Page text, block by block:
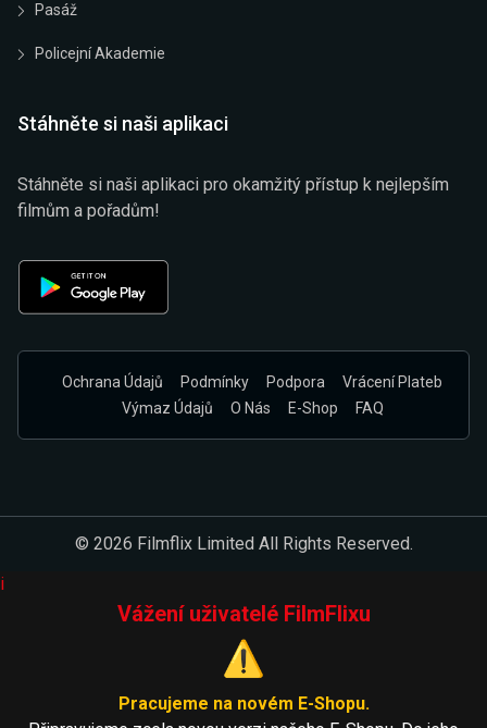
Pasáž
Policejní Akademie
Stáhněte si naši aplikaci
Stáhněte si naši aplikaci pro okamžitý přístup k nejlepším
filmům a pořadům!
Ochrana Údajů Podmínky Podpora
Vrácení Plateb
Výmaz Údajů
O Nás E-Shop FAQ
© 2026 Filmflix Limited All Rights Reserved.
i
Vážení uživatelé FilmFlixu
⚠️
Pracujeme na novém E-Shopu.